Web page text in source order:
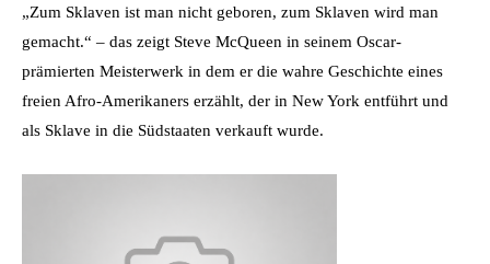
„Zum Sklaven ist man nicht geboren, zum Sklaven wird man
gemacht.“ – das zeigt Steve McQueen in seinem Oscar-
prämierten Meisterwerk in dem er die wahre Geschichte eines
freien Afro-Amerikaners erzählt, der in New York entführt und
als Sklave in die Südstaaten verkauft wurde.